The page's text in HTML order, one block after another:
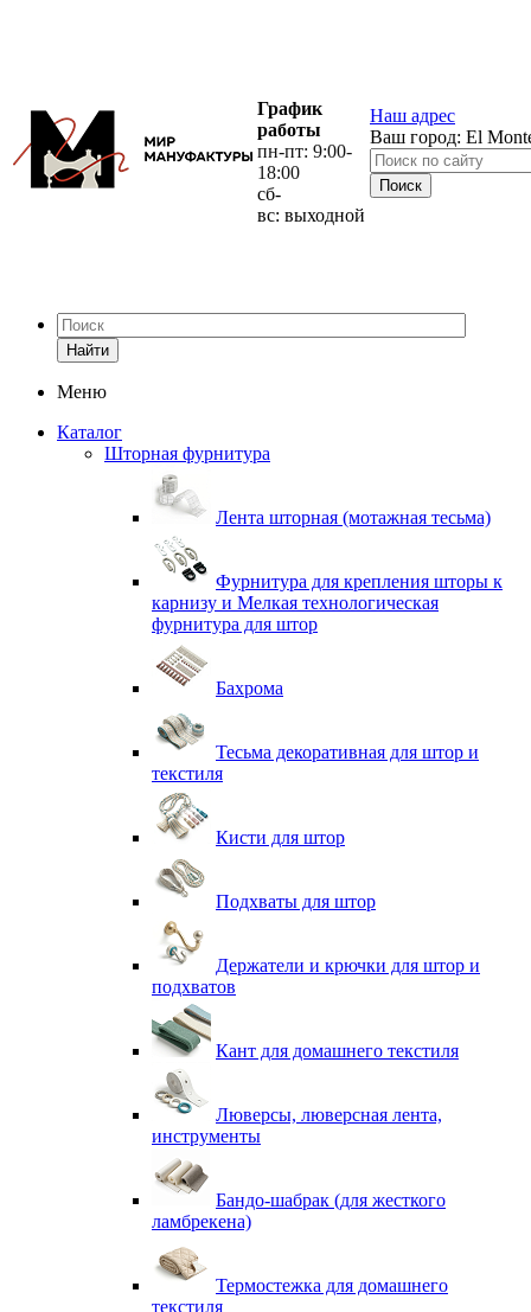
График
работы
пн-пт: 9:00-
18:00
сб-
вс: выходной
Наш адрес
Ваш город: El
Найти
Меню
Каталог
Шторная фурнитура
Лента шторная (мотажная тесьма)
Фурнитура для крепления шторы к
карнизу и Мелкая технологическая
фурнитура для штор
Бахрома
Тесьма декоративная для штор и
текстиля
Кисти для штор
Подхваты для штор
Держатели и крючки для штор и
подхватов
Кант для домашнего текстиля
Люверсы, люверсная лента,
инструменты
Бандо-шабрак (для жесткого
ламбрекена)
Термостежка для домашнего
текстиля